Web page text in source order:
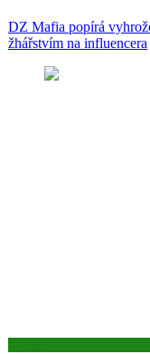
DZ Mafia popírá
žhářstvím na influencera